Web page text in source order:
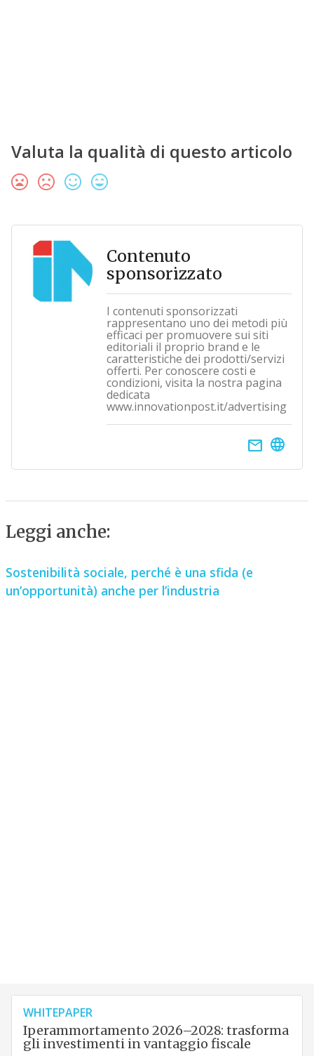
Valuta la qualità di questo articolo
Contenuto
sponsorizzato
I contenuti sponsorizzati
rappresentano uno dei metodi più
efficaci per promuovere sui siti
editoriali il proprio brand e le
caratteristiche dei prodotti/servizi
offerti. Per conoscere costi e
condizioni, visita la nostra pagina
dedicata
www.innovationpost.it/advertising
email
Leggi anche:
Sostenibilità sociale, perché è una sfida (e
un’opportunità) anche per l’industria
WHITEPAPER
Iperammortamento 2026–2028: trasforma
gli investimenti in vantaggio fiscale